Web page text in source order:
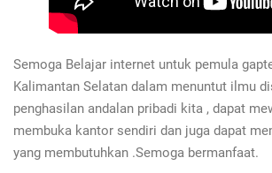
Semoga Belajar internet untuk pemula
Kalimantan Selatan dalam menuntut ilmu
penghasilan andalan pribadi kita , dapat
membuka kantor sendiri dan juga dapat
yang membutuhkan .Semoga bermanfaat.